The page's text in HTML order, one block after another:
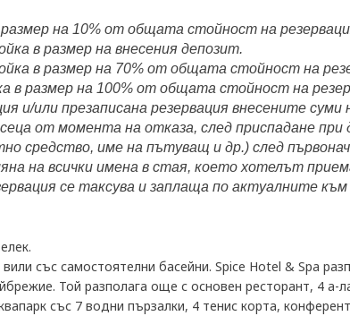
на 10% от общата стойност на
в размер на внесения депозит.
в размер на 70% от общата стойност на
в размер на 100% от общата стойност на
и/или презаписана резервация внесените суми
от момента на отказа, след приспадане
средство, име на пътуващ и др.) след
на всички имена в стая, което хотелът
се таксува и заплаща по актуалните
със самостоятелни басейни. Spice Hotel & Spa
Той разполага още с основен ресторант, 4 а-
със 7 водни пързалки, 4 тенис корта,